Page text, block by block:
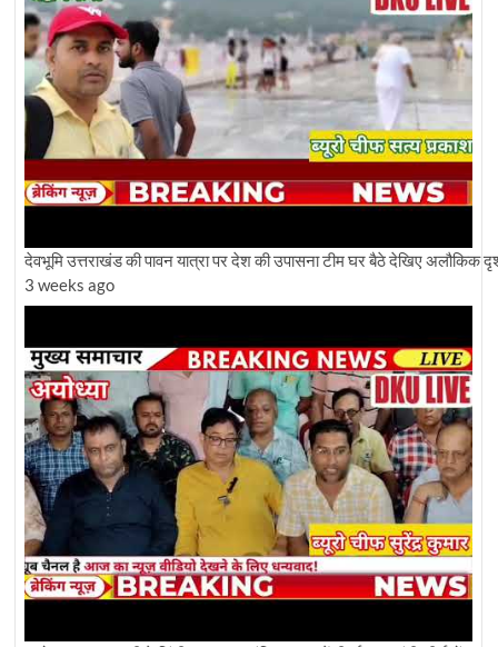
देवभूमि उत्तराखंड की पावन यात्रा पर देश की उपासना टीम घर बैठे देखिए अलौकिक
3 weeks ago